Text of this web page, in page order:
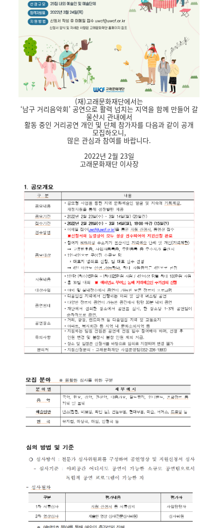
(재)고래문화재단에서는
‘남구 거리음악회’ 공연으로 활력 넘치는 지역을 함께 만들어 갈
울산시 관내에서
활동 중인 거리공연 개인 및 단체 참가자를 다음과 같이 공개
모집하오니,
많은 관심과 참여를 바랍니다.
2022년 2월 23일
고래문화재단 이사장